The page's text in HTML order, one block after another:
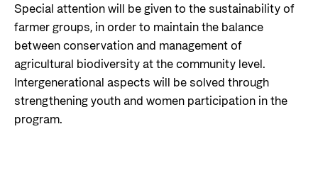
Special attention will be given to the sustainability of
farmer groups, in order to maintain the balance
between conservation and management of
agricultural biodiversity at the community level.
Intergenerational aspects will be solved through
strengthening youth and women participation in the
program.